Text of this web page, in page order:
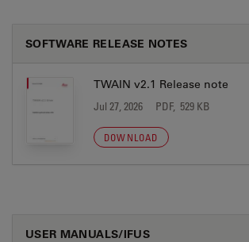
SOFTWARE RELEASE NOTES
TWAIN v2.1 Release note
Jul 27, 2026 PDF, 529 KB
DOWNLOAD
USER MANUALS/IFUS